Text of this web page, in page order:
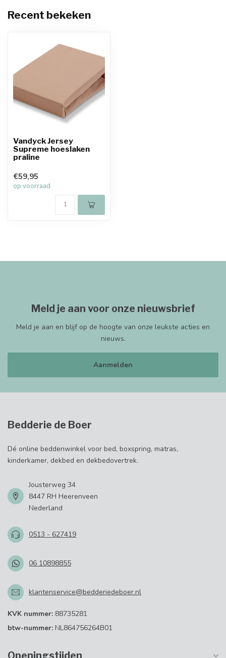
Recent bekeken
Vandyck Jersey
Supreme hoeslaken
praline
€59,95
op voorraad
Meld je aan voor onze nieuwsbrief
Meld je aan en blijf op de hoogte van onze leukste acties en
nieuws.
Aanmelden
Bedderie de Boer
Dé online beddenwinkel voor bed, boxspring, matras,
kinderkamer, dekbed en dekbedovertrek.
Jousterweg 34
8447 RH Heerenveen
Nederland
0513 - 627419
06 10898855
klantenservice@bedderiedeboer.nl
KVK nummer: 88735281
btw-nummer: NL864756264B01